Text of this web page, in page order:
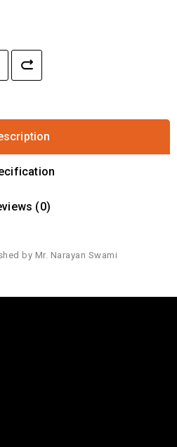
(0)
by Mr. Narayan Swami